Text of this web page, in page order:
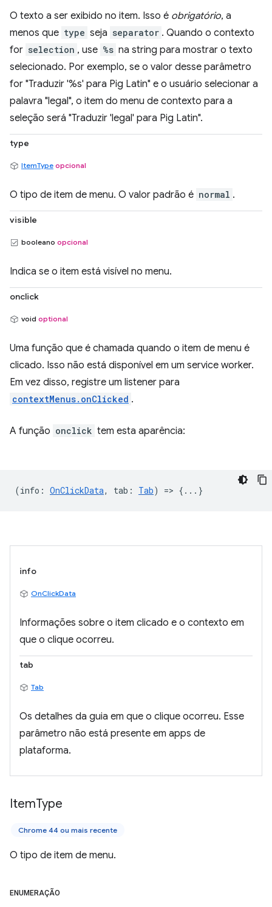
O texto a ser exibido no item. Isso é obrigatório, a
menos que type seja separator . Quando o contexto
for selection , use %s na string para mostrar o texto
selecionado. Por exemplo, se o valor desse parâmetro
for "Traduzir '%s' para Pig Latin" e o usuário selecionar a
palavra "legal", o item do menu de contexto para a
seleção será "Traduzir 'legal' para Pig Latin".
type
ItemType opcional
O tipo de item de menu. O valor padrão é normal .
visible
booleano opcional
Indica se o item está visível no menu.
onclick
void optional
Uma função que é chamada quando o item de menu é
clicado. Isso não está disponível em um service worker.
Em vez disso, registre um listener para
contextMenus.onClicked .
A função onclick tem esta aparência:
(info : OnClickData, tab : Tab) => {...}
info
OnClickData
Informações sobre o item clicado e o contexto em
que o clique ocorreu.
tab
Tab
Os detalhes da guia em que o clique ocorreu. Esse
parâmetro não está presente em apps de
plataforma.
ItemType
Chrome 44 ou mais recente
O tipo de item de menu.
ENUMERAÇÃO